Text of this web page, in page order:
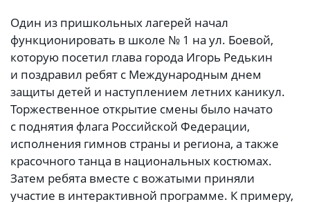
Один из пришкольных лагерей начал
функционировать в школе № 1 на ул. Боевой,
которую посетил глава города Игорь Редькин
и поздравил ребят с Международным днем
защиты детей и наступлением летних каникул.
Торжественное открытие смены было начато
с поднятия флага Российской Федерации,
исполнения гимнов страны и региона, а также
красочного танца в национальных костюмах.
Затем ребята вместе с вожатыми приняли
участие в интерактивной программе. К примеру,